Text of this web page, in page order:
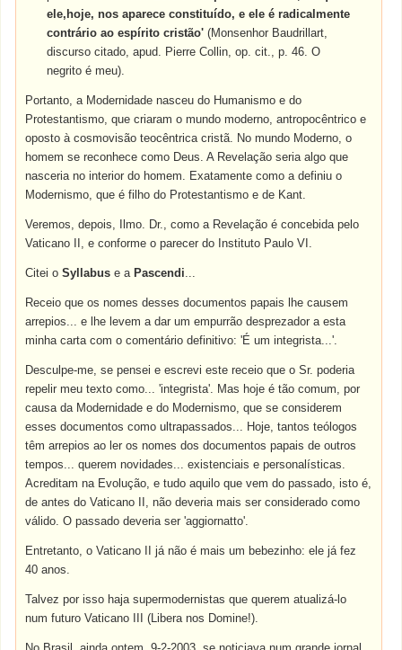
ele,hoje, nos aparece constituído, e ele é radicalmente
contrário ao espírito cristão'(Monsenhor Baudrillart,
discurso citado, apud. Pierre Collin, op. cit., p. 46. O
negrito é meu).
Portanto, a Modernidade nasceu do Humanismo e do
Protestantismo, que criaram o mundo moderno, antropocêntrico e
oposto à cosmovisão teocêntrica cristã. No mundo Moderno, o
homem se reconhece como Deus. A Revelação seria algo que
nasceria no interior do homem. Exatamente como a definiu o
Modernismo, que é filho do Protestantismo e de Kant.
Veremos, depois, Ilmo. Dr., como a Revelação é concebida pelo
Vaticano II, e conforme o parecer do Instituto Paulo VI.
Citei oSyllabuse a Pascendi...
Receio que os nomes desses documentos papais lhe causem
arrepios... e lhe levem a dar um empurrão desprezador a esta
minha carta com o comentário definitivo: 'É um integrista...'.
Desculpe-me, se pensei e escrevi este receio que o Sr. poderia
repelir meu texto como... 'integrista'. Mas hoje é tão comum, por
causa da Modernidade e do Modernismo, que se considerem
esses documentos como ultrapassados... Hoje, tantos teólogos
têm arrepios ao ler os nomes dos documentos papais de outros
tempos... querem novidades... existenciais e personalísticas.
Acreditam na Evolução, e tudo aquilo que vem do passado, isto é,
de antes do Vaticano II, não deveria mais ser considerado como
válido. O passado deveria ser 'aggiornatto'.
Entretanto, o Vaticano II já não é mais um bebezinho: ele já fez
40 anos.
Talvez por isso haja supermodernistas que querem atualizá-lo
num futuro Vaticano III (Libera nos Domine!).